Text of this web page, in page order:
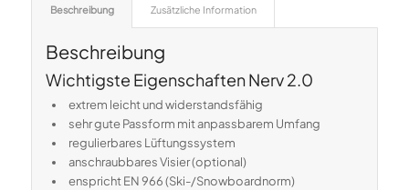
Beschreibung Zusätzliche Information
Beschreibung
Wichtigste Eigenschaften Nerv 2.0
extrem leicht und widerstandsfähig
sehr gute Passform mit anpassbarem Umfang
regulierbares Lüftungssystem
anschraubbares Visier (optional)
enspricht EN 966 (Ski-/Snowboardnorm)